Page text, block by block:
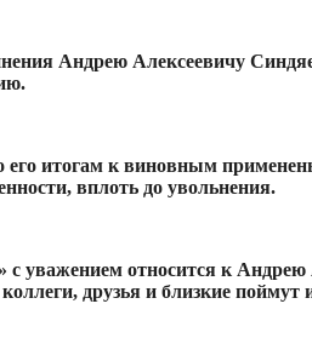
Андрею Алексеевичу
его итогам к виновным
вплоть до увольнения.
с уважением относится к
друзья и близкие поймут